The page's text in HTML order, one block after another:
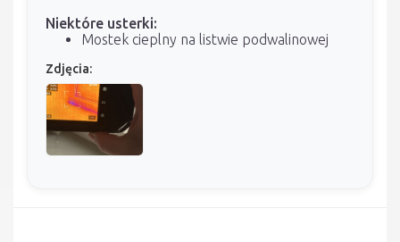
Niektóre usterki:
Mostek cieplny na listwie podwalinowej
Zdjęcia: